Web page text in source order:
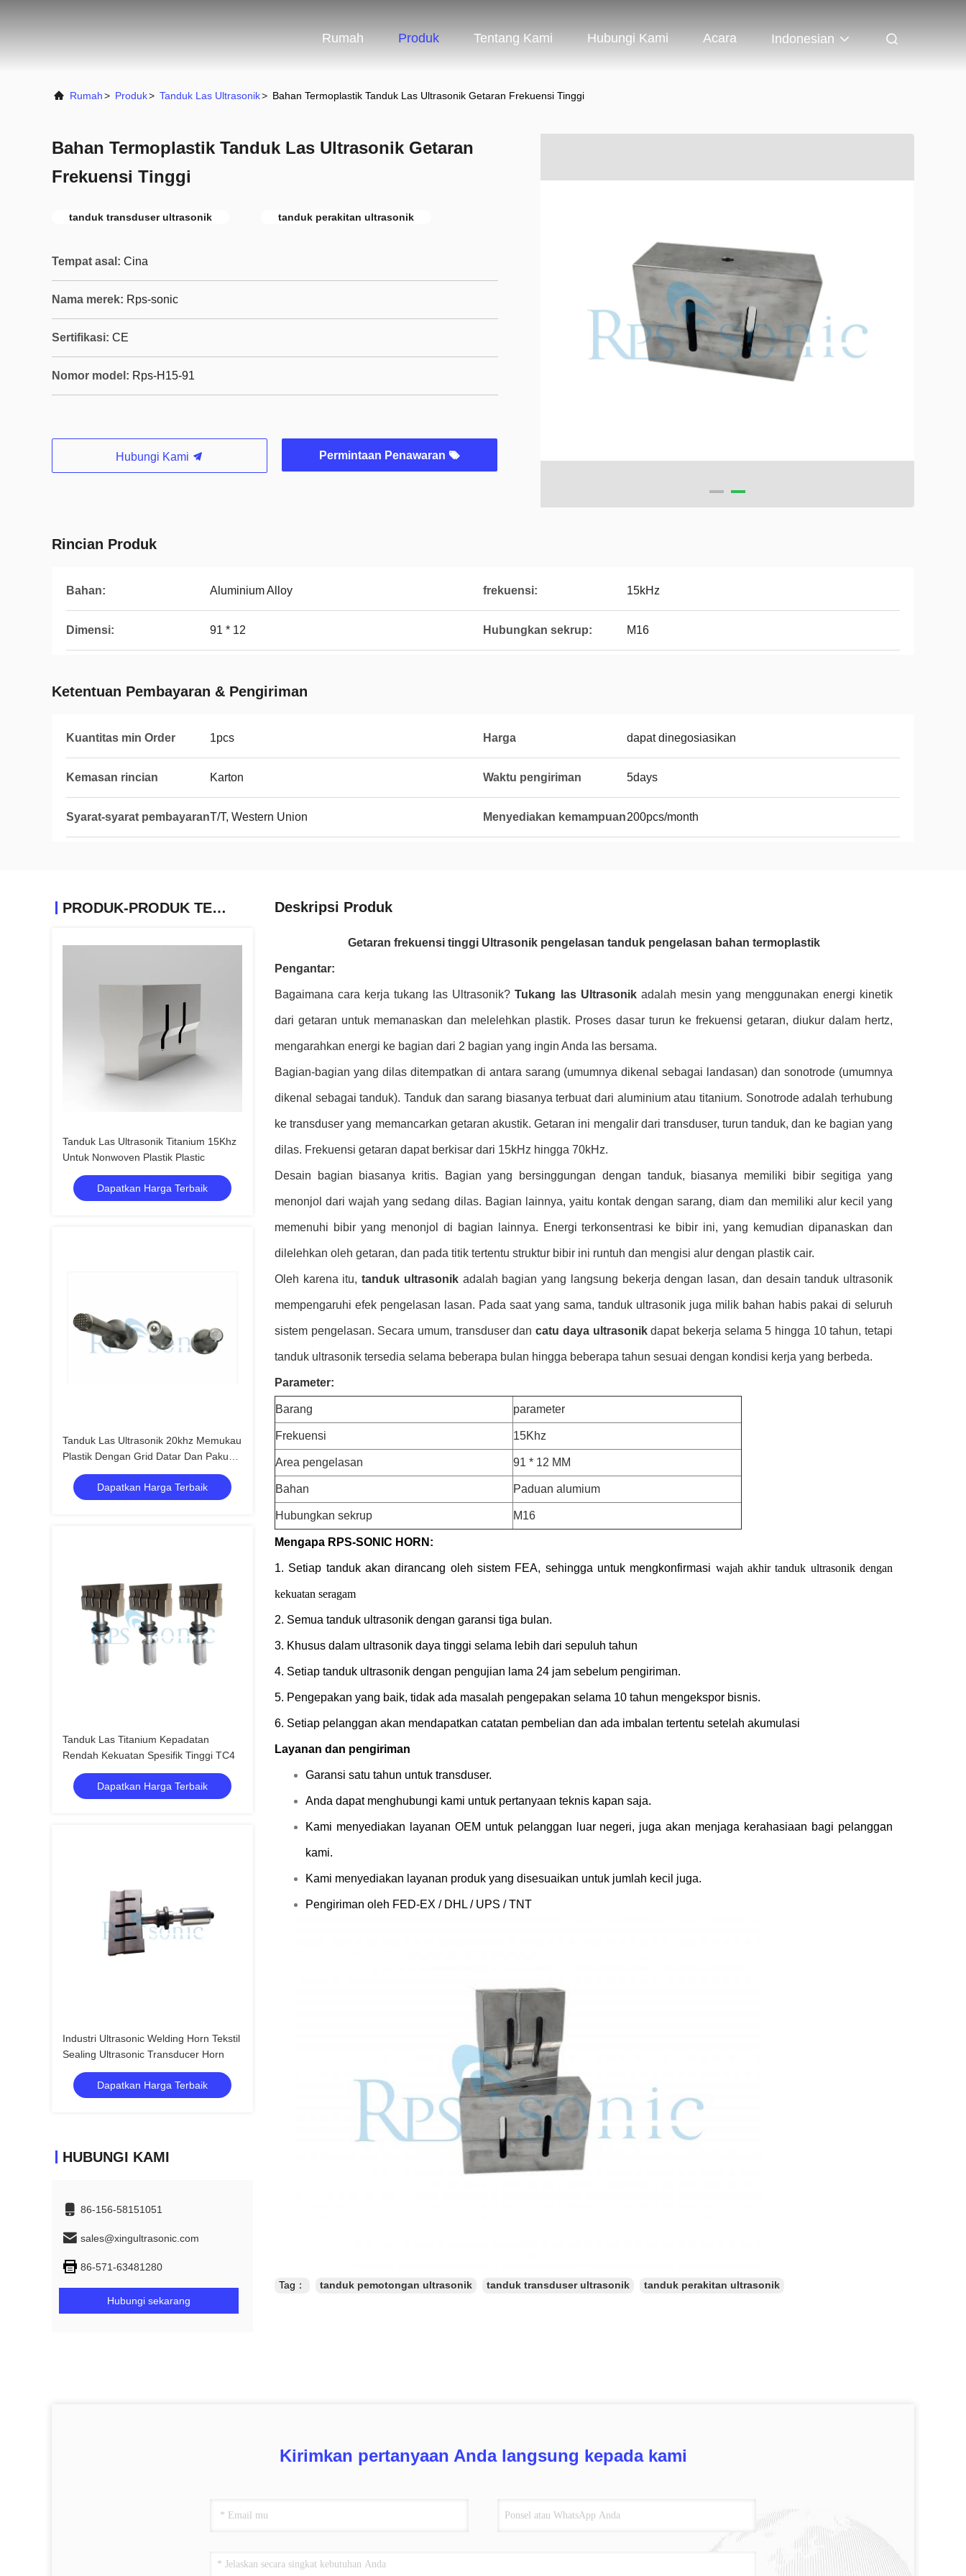
Rumah Produk Tentang Kami Hubungi Kami Acara Indonesian
Rumah> Produk> Tanduk Las Ultrasonik> Bahan Termoplastik Tanduk Las Ultrasonik Getaran Frekuensi Tinggi
Bahan Termoplastik Tanduk Las Ultrasonik Getaran
Frekuensi Tinggi
tanduk transduser ultrasonik tanduk perakitan ultrasonik
Tempat asal: Cina
Nama merek: Rps-sonic
Sertifikasi: CE
Nomor model: Rps-H15-91
Hubungi Kami Permintaan Penawaran
Rincian Produk
Bahan: Aluminium Alloy frekuensi: 15kHz
Dimensi: 91 * 12 Hubungkan sekrup: M16
Ketentuan Pembayaran & Pengiriman
Kuantitas min Order 1pcs Harga dapat dinegosiasikan
Kemasan rincian Karton Waktu pengiriman 5days
Syarat-syarat pembayaranT/T, Western Union Menyediakan kemampuan200pcs/month
PRODUK-PRODUK TERKAIT
Tanduk Las Ultrasonik Titanium 15Khz
Untuk Nonwoven Plastik Plastic
Dapatkan Harga Terbaik
Tanduk Las Ultrasonik 20khz Memukau
Plastik Dengan Grid Datar Dan Paku
Keling
Dapatkan Harga Terbaik
Tanduk Las Titanium Kepadatan
Rendah Kekuatan Spesifik Tinggi TC4
Dapatkan Harga Terbaik
Industri Ultrasonic Welding Horn Tekstil
Sealing Ultrasonic Transducer Horn
Dapatkan Harga Terbaik
HUBUNGI KAMI
86-156-58151051
sales@xingultrasonic.com
86-571-63481280
Hubungi sekarang
Deskripsi Produk
Getaran frekuensi tinggi Ultrasonik pengelasan tanduk pengelasan bahan termoplastik
Pengantar:
Bagaimana cara kerja tukang las Ultrasonik?Tukang las Ultrasonikadalah mesin yang menggunakan energi kinetik
dari getaran untuk memanaskan dan melelehkan plastik. Proses dasar turun ke frekuensi getaran, diukur dalam hertz,
mengarahkan energi ke bagian dari 2 bagian yang ingin Anda las bersama.
Bagian-bagian yang dilas ditempatkan di antara sarang (umumnya dikenal sebagai landasan) dan sonotrode (umumnya
dikenal sebagai tanduk). Tanduk dan sarang biasanya terbuat dari aluminium atau titanium. Sonotrode adalah terhubung
ke transduser yang memancarkan getaran akustik. Getaran ini mengalir dari transduser, turun tanduk, dan ke bagian yang
dilas. Frekuensi getaran dapat berkisar dari 15kHz hingga 70kHz.
Desain bagian biasanya kritis. Bagian yang bersinggungan dengan tanduk, biasanya memiliki bibir segitiga yang
menonjol dari wajah yang sedang dilas. Bagian lainnya, yaitu kontak dengan sarang, diam dan memiliki alur kecil yang
memenuhi bibir yang menonjol di bagian lainnya. Energi terkonsentrasi ke bibir ini, yang kemudian dipanaskan dan
dilelehkan oleh getaran, dan pada titik tertentu struktur bibir ini runtuh dan mengisi alur dengan plastik cair.
Oleh karena itu,tanduk ultrasonikadalah bagian yang langsung bekerja dengan lasan, dan desain tanduk ultrasonik
mempengaruhi efek pengelasan lasan. Pada saat yang sama, tanduk ultrasonik juga milik bahan habis pakai di seluruh
sistem pengelasan. Secara umum, transduser dancatu daya ultrasonikdapat bekerja selama 5 hingga 10 tahun, tetapi
tanduk ultrasonik tersedia selama beberapa bulan hingga beberapa tahun sesuai dengan kondisi kerja yang berbeda.
Parameter:
Barang parameter
Frekuensi 15Khz
Area pengelasan 91 * 12 MM
Bahan Paduan alumium
Hubungkan sekrup M16
Mengapa RPS-SONIC HORN:
1. Setiap tanduk akan dirancang oleh sistem FEA, sehingga untuk mengkonfirmasi wajah akhir tanduk ultrasonik dengan
kekuatan seragam
2. Semua tanduk ultrasonik dengan garansi tiga bulan.
3. Khusus dalam ultrasonik daya tinggi selama lebih dari sepuluh tahun
4. Setiap tanduk ultrasonik dengan pengujian lama 24 jam sebelum pengiriman.
5. Pengepakan yang baik, tidak ada masalah pengepakan selama 10 tahun mengekspor bisnis.
6. Setiap pelanggan akan mendapatkan catatan pembelian dan ada imbalan tertentu setelah akumulasi
Layanan dan pengiriman
Garansi satu tahun untuk transduser.
Anda dapat menghubungi kami untuk pertanyaan teknis kapan saja.
Kami menyediakan layanan OEM untuk pelanggan luar negeri, juga akan menjaga kerahasiaan bagi pelanggan
kami.
Kami menyediakan layanan produk yang disesuaikan untuk jumlah kecil juga.
Pengiriman oleh FED-EX / DHL / UPS / TNT
Tag： tanduk pemotongan ultrasonik tanduk transduser ultrasonik tanduk perakitan ultrasonik
Kirimkan pertanyaan Anda langsung kepada kami